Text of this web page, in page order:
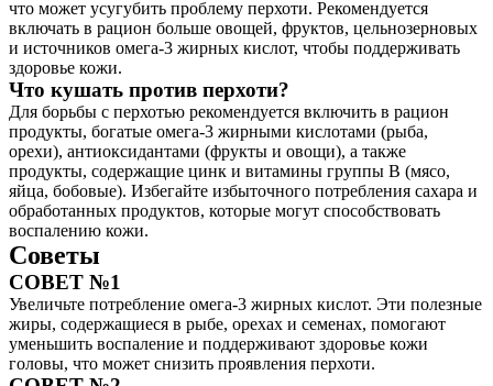
что может усугубить проблему перхоти. Рекомендуется
включать в рацион больше овощей, фруктов, цельнозерновых
и источников омега-3 жирных кислот, чтобы поддерживать
здоровье кожи.
Что кушать против перхоти?
Для борьбы с перхотью рекомендуется включить в рацион
продукты, богатые омега-3 жирными кислотами (рыба,
орехи), антиоксидантами (фрукты и овощи), а также
продукты, содержащие цинк и витамины группы B (мясо,
яйца, бобовые). Избегайте избыточного потребления сахара и
обработанных продуктов, которые могут способствовать
воспалению кожи.
Советы
СОВЕТ №1
Увеличьте потребление омега-3 жирных кислот. Эти полезные
жиры, содержащиеся в рыбе, орехах и семенах, помогают
уменьшить воспаление и поддерживают здоровье кожи
головы, что может снизить проявления перхоти.